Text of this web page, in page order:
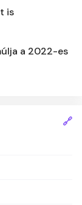
is
a 2022-es
🔗